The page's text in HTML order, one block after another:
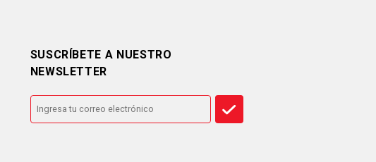
SUSCRÍBETE A NUESTRO
NEWSLETTER